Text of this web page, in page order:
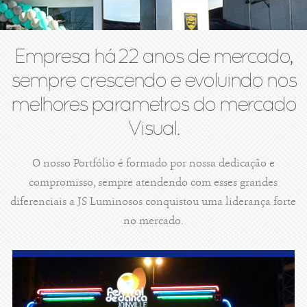
Empresa há 22 anos de mercado,
sempre crescendo e evoluindo nos
melhores parametros do mercado
Visual.
O nosso Portfólio é formado por nossa dedicação e
compromisso, sempre atendendo com esses grandes
diferenciais a JS Luminosos conquistou uma liderança forte
no mercado.